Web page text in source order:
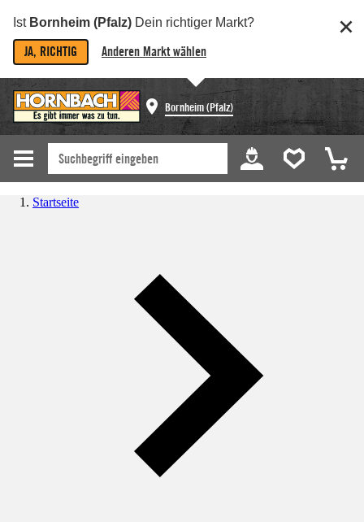
Ist Bornheim (Pfalz) Dein richtiger Markt?
JA, RICHTIG Anderen Markt wählen
Bornheim (Pfalz)
Startseite